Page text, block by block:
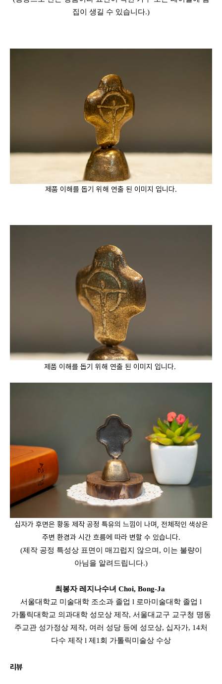
집이 생길 수 있습니다.)
제품 이해를 돕기 위해 연출 된 이미지 입니다.
제품 이해를 돕기 위해 연출 된 이미지 입니다.
십자가 후면은 황동 제작 공정 특유의 느낌이 나며, 전체적인 색상은
주변 환경과 시간 흐름에 따라 변할 수 있습니다.
(제작 공정 특성상 표면이 매끄럽지 않으며, 이는 불량이
아님을 알려드립니다.)
최봉자 레지나수녀 Choi, Bong-Ja
서울대학교 미술대학 조소과 졸업 l 로마미술대학 졸업 l
가톨릭대학교 의과대학 성모상 제작­, 서울대교구 교구청 명동
주교관 성가정상 제작, ­여러 성당 등에 성모상, 십자가, 14처
다수 제작 l 제1회 가톨릭미술상 수상
리뷰